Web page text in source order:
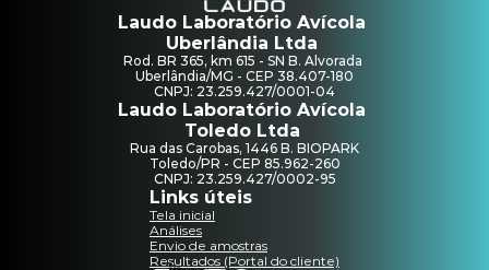
Laudo Laboratório Avícola
Uberlândia Ltda
Rod. BR 365, km 615 - SN B. Alvorada
Uberlândia/MG - CEP 38.407-180
CNPJ: 23.259.427/0001-04
Laudo Laboratório Avícola
Toledo Ltda
Rua das Carobas, 1446 B. BIOPARK
Toledo/PR - CEP 85.962-260
CNPJ: 23.259.427/0002-95
Links úteis
Tela inicial
Análises
Envio de amostras
Resultados (Portal do cliente)